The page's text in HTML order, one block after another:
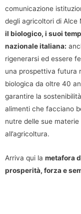
comunicazione
degli agricoltori di Alce
il biologico, i suoi
nazionale italiana:
rigenerarsi ed essere
una prospettiva futura
biologica da oltre 40
garantire la
alimenti che facciano
nutre delle sue
all’agricoltura.
Arriva qui la metafora
prosperità, forza e